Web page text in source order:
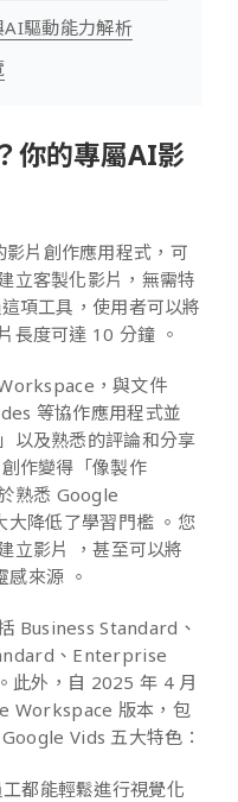
驅動能力解析
你的專屬AI影
片創作應用程式，可
立客製化影片，無需特
項工具，使用者可以將
長度可達 10 分鐘 。
，與文件
等協作應用程式並
以及熟悉的評論和分享
作變得「像製作
熟悉 Google
降低了學習門檻 。您
立影片 ，甚至可以將
感來源 。
Business Standard、
、Enterprise
此外，自 2025 年 4 月
Workspace 版本，包
Vids 五大特色：
都能輕鬆進行視覺化